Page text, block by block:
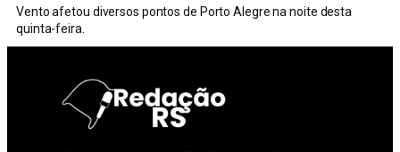
Vento afetou diversos pontos de Porto Alegre na noite desta
quinta-feira.